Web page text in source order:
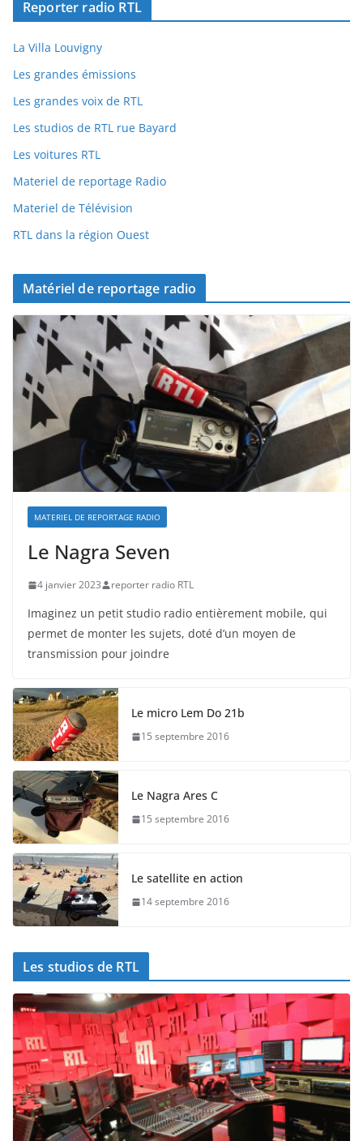
Reporter radio RTL
La Villa Louvigny
Les grandes émissions
Les grandes voix de RTL
Les studios de RTL rue Bayard
Les voitures RTL
Materiel de reportage Radio
Materiel de Télévision
RTL dans la région Ouest
Matériel de reportage radio
MATERIEL DE REPORTAGE RADIO
Le Nagra Seven
4 janvier 2023 reporter radio RTL
Imaginez un petit studio radio entièrement mobile, qui
permet de monter les sujets, doté d’un moyen de
transmission pour joindre
Le micro Lem Do 21b
15 septembre 2016
Le Nagra Ares C
15 septembre 2016
Le satellite en action
14 septembre 2016
Les studios de RTL